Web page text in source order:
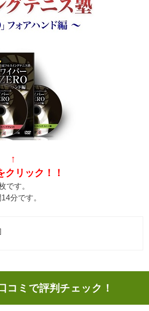
↑
クリック！！
です。
分です。
]
コミで評判チェック！